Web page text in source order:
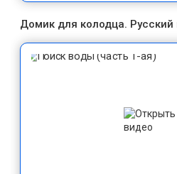
Домик для колодца. Русский